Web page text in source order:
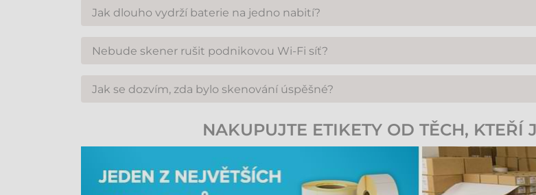
potravinářství i pro zimní práce v exteriéru.
Jak dlouho vydrží baterie na jedno nabití?
zvládnutí i několika po sobě jdoucích směn.
Nebude skener rušit podnikovou Wi-Fi síť?
takže přenos údajů zůstává vždy stabilní a rychlý.
Jak se dozvím, zda bylo skenování úspěšné?
je obzvláště užitečné v hlučném průmyslovém prostředí.
NAKUPUJTE ETIKETY OD TĚCH, KTEŘÍ